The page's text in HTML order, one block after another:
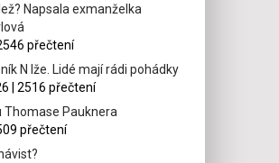
Napsala exmanželka
přečtení
N lže. Lidé mají rádi pohádky
| 2516 přečtení
Thomase Pauknera
přečtení